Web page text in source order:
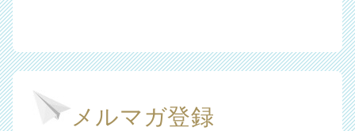
メルマガ登録